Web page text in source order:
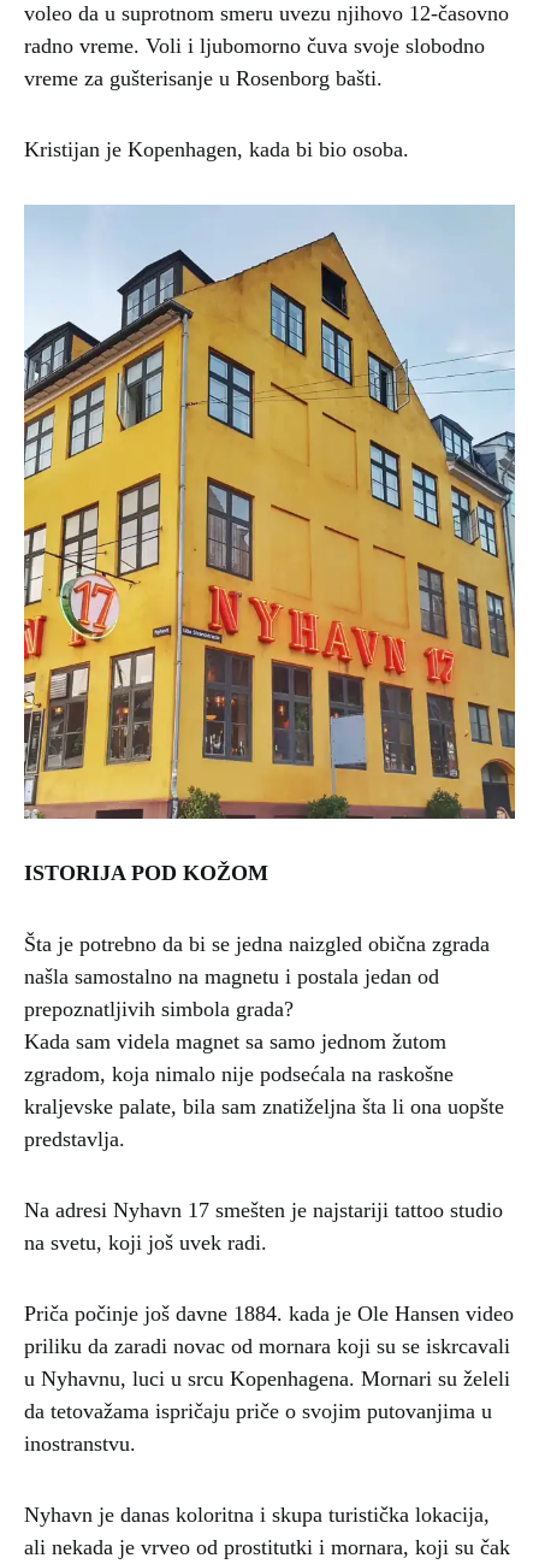
voleo da u suprotnom smeru uvezu njihovo 12-časovno
radno vreme. Voli i ljubomorno čuva svoje slobodno
vreme za gušterisanje u Rosenborg bašti.
Kristijan je Kopenhagen, kada bi bio osoba.
ISTORIJA POD KOŽOM
Šta je potrebno da bi se jedna naizgled obična zgrada
našla samostalno na magnetu i postala jedan od
prepoznatljivih simbola grada?
Kada sam videla magnet sa samo jednom žutom
zgradom, koja nimalo nije podsećala na raskošne
kraljevske palate, bila sam znatiželjna šta li ona uopšte
predstavlja.
Na adresi Nyhavn 17 smešten je najstariji tattoo studio
na svetu, koji još uvek radi.
Priča počinje još davne 1884. kada je Ole Hansen video
priliku da zaradi novac od mornara koji su se iskrcavali
u Nyhavnu, luci u srcu Kopenhagena. Mornari su želeli
da tetovažama ispričaju priče o svojim putovanjima u
inostranstvu.
Nyhavn je danas koloritna i skupa turistička lokacija,
ali nekada je vrveo od prostitutki i mornara, koji su čak